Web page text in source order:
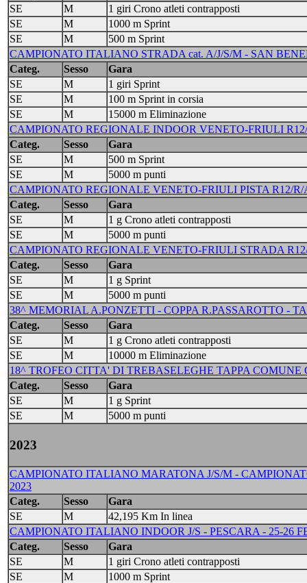
SE
M
1 giri Crono atleti contrapposti
SE
M
1000 m Sprint
SE
M
500 m Sprint
CAMPIONATO ITALIANO STRADA cat. A/J/S/M - SAN
Categ.
Sesso
Gara
SE
M
1 giri Sprint
SE
M
100 m Sprint in corsia
SE
M
15000 m Eliminazione
CAMPIONATO REGIONALE INDOOR VENETO-FRIULI
Categ.
Sesso
Gara
SE
M
500 m Sprint
SE
M
5000 m punti
CAMPIONATO REGIONALE VENETO-FRIULI PISTA R12/
Categ.
Sesso
Gara
SE
M
1 g Crono atleti contrapposti
SE
M
5000 m punti
CAMPIONATO REGIONALE VENETO-FRIULI STRADA
Categ.
Sesso
Gara
SE
M
1 g Sprint
SE
M
5000 m punti
38^ MEMORIAL A.PONZETTI - COPPA R.PASSAROTTO -
Categ.
Sesso
Gara
SE
M
1 g Crono atleti contrapposti
SE
M
10000 m Eliminazione
18^ TROFEO CITTA' DI TREBASELEGHE TAPPA COMUNE
Categ.
Sesso
Gara
SE
M
1 g Sprint
SE
M 5000 m punti
2023
CAMPIONATO ITALIANO MARATONA J/S/M -
2023
Categ.
Sesso
Gara
SE
M
42,195 Km In linea
CAMPIONATO ITALIANO INDOOR J/S - PESCARA - 25-26
Categ.
Sesso
Gara
SE
M
1 giri Crono atleti contrapposti
SE
M
1000 m Sprint